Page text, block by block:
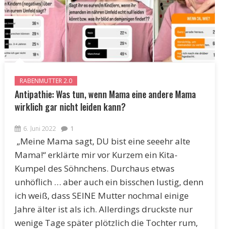
RABENMUTTER 2.0
Antipathie: Was tun, wenn Mama eine andere Mama
wirklich gar nicht leiden kann?
6. Juni 2022 1
„Meine Mama sagt, DU bist eine seeehr alte
Mama!“ erklärte mir vor Kurzem ein Kita-
Kumpel des Söhnchens. Durchaus etwas
unhöflich … aber auch ein bisschen lustig, denn
ich weiß, dass SEINE Mutter nochmal einige
Jahre älter ist als ich. Allerdings druckste nur
wenige Tage später plötzlich die Tochter rum,